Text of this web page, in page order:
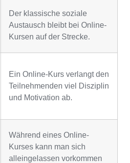
Der klassische soziale
Austausch bleibt bei Online-
Kursen auf der Strecke.
Ein Online-Kurs verlangt den
Teilnehmenden viel Disziplin
und Motivation ab.
Während eines Online-
Kurses kann man sich
alleingelassen vorkommen